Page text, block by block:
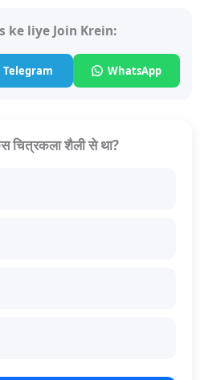
ke liye Join Krein:
Telegram WhatsApp
चित्रकला शैली से था?